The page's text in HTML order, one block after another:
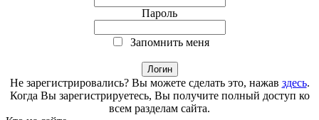
Пароль
Запомнить меня
Не зарегистрировались? Вы можете сделать это, нажав здесь.
Когда Вы зарегистрируетесь, Вы получите полный доступ ко
всем разделам сайта.